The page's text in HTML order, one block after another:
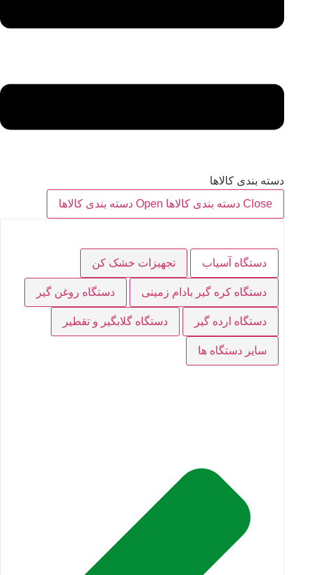
دسته بندی کالاها
Close دسته بندی کالاها
Open دسته بندی کالاها
دستگاه آسیاب تجهیزات خشک کن
دستگاه کره گیر بادام زمینی دستگاه روغن گیر
دستگاه ارده گیر دستگاه گلابگیر و تقطیر
سایر دستگاه ها